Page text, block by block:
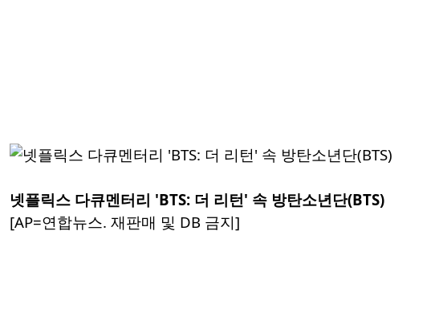
넷플릭스 다큐멘터리 'BTS: 더 리턴' 속 방탄소년단(BTS)
[AP=연합뉴스. 재판매 및 DB 금지]